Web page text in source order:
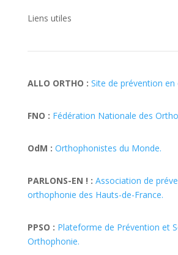
Liens utiles
ALLO ORTHO : Site de prévention
FNO : Fédération Nationale des
OdM : Orthophonistes du Monde.
PARLONS-EN ! : Association de
orthophonie des Hauts-de-France.
PPSO : Plateforme de Prévention et
Orthophonie.